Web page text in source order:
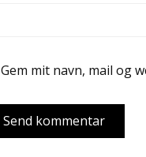
Gem mit navn, mail og